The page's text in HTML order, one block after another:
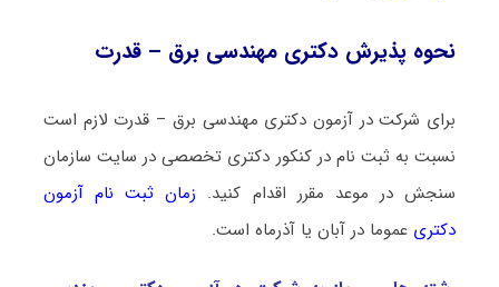
نحوه پذیرش دکتری ﻣﻬﻨﺪسی ﺑﺮق – ﻗﺪرت
برای شرکت در آزمون دکتری ﻣﻬﻨﺪسی ﺑﺮق – ﻗﺪرت لازم است
نسبت به ثبت نام در کنکور دکتری تخصصی در سایت سازمان
سنجش در موعد مقرر اقدام کنید. زمان ثبت نام آزمون
دکتری عموما در آبان یا آذرماه است.